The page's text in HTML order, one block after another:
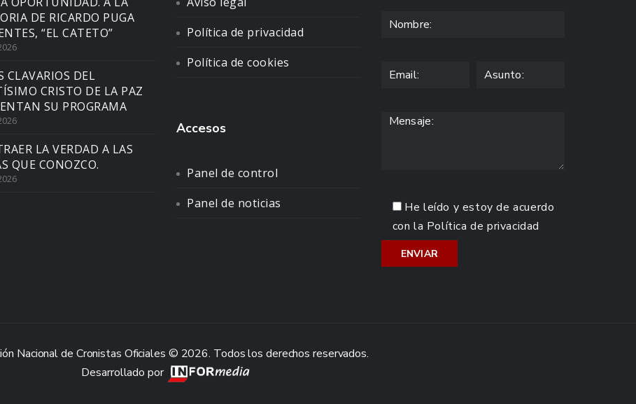
DE RICARDO PUGA
“EL CATETO”
CLAVARIOS DEL
CRISTO DE LA PAZ
SU PROGRAMA
LA VERDAD A LAS
QUE CONOZCO.
Política de privacidad
Política de cookies
Accesos
Panel de control
Panel de noticias
He leído y estoy de acuerdo
con la Política de privacidad
Nacional de Cronistas Oficiales © 2026. Todos los derechos reservados.
Desarrollado por